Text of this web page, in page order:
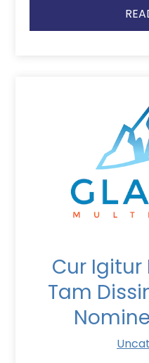
Cur Igitur
Tam